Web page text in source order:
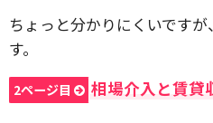
ちょっと分かりにくいです
す。
2ページ目 相場介入と賃貸